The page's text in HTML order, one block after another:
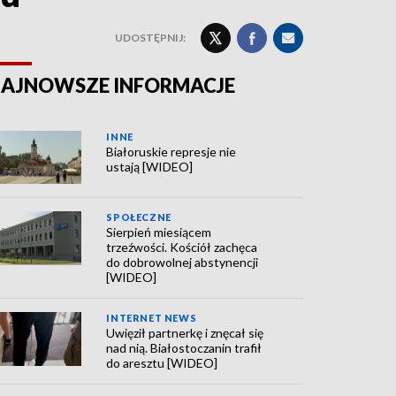
UDOSTĘPNIJ:
INFORMACJE
INNE
Białoruskie represje nie
ustają [WIDEO]
SPOŁECZNE
Sierpień miesiącem
trzeźwości. Kościół zachęca
do dobrowolnej abstynencji
[WIDEO]
INTERNET NEWS
Uwięził partnerkę i znęcał się
nad nią. Białostoczanin trafił
do aresztu [WIDEO]